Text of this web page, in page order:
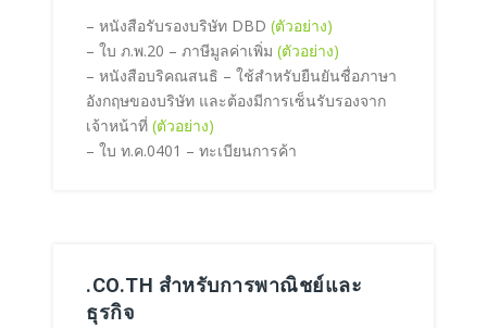
– หนังสือรับรองบริษัท DBD (ตัวอย่าง)
– ใบ ภ.พ.20 – ภาษีมูลค่าเพิ่ม (ตัวอย่าง)
– หนังสือบริคณสนธิ – ใช้สำหรับยืนยันชื่อภาษา
อังกฤษของบริษัท และต้องมีการเซ็นรับรองจาก
เจ้าหน้าที่ (ตัวอย่าง)
– ใบ ท.ค.0401 – ทะเบียนการค้า
.CO.TH สำหรับการพาณิชย์และ
ธุรกิจ